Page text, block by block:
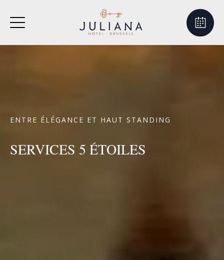
ENTRE ÉLÉGANCE ET HAUT STANDING
SERVICES 5 ÉTOILES